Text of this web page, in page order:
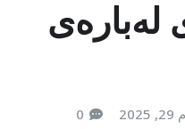
لەبارەی
0